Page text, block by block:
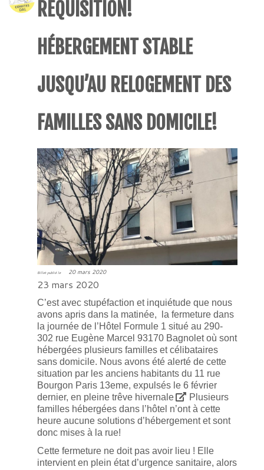
RÉQUISITION!
HÉBERGEMENT STABLE
JUSQU’AU RELOGEMENT DES
FAMILLES SANS DOMICILE!
Billet publié le 20 mars 2020
23 mars 2020
C’est avec stupéfaction et inquiétude que nous
avons apris dans la matinée, la fermeture dans
la journée de l’Hôtel Formule 1 situé au 290-
302 rue Eugène Marcel 93170 Bagnoletoù sont
hébergées plusieurs familles et célibataires
sans domicile. Nous avons été alerté de cette
situation par les anciens habitants du 11 rue
Bourgon Paris 13eme, expulsés le 6 février
dernier, en pleine trêve hivernale
Plusieurs
familles hébergées dans l’hôtel n’ont à cette
heure aucune solutions d’hébergement et sont
donc mises à la rue!
Cette fermeture ne doit pas avoir lieu ! Elle
intervient en plein état d’urgence sanitaire, alors